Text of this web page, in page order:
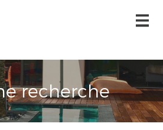
recherche